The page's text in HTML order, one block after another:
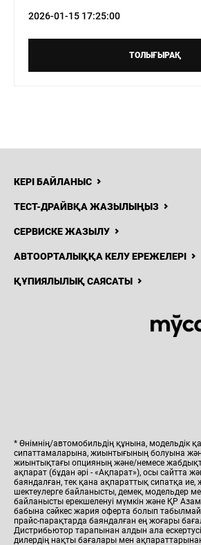
2026-01-15 17:25:00
ТОЛЫҒЫРАҚ
КЕРІ БАЙЛАНЫС
ТЕСТ-ДРАЙВҚА ЖАЗЫЛЫҢЫЗ
СЕРВИСКЕ ЖАЗЫЛУ
АВТООРТАЛЫҚҚА КЕЛУ ЕРЕЖЕЛЕРІ
ҚҰПИЯЛЫЛЫҚ САЯСАТЫ
* Өнімнің/автомобильдің құнына, модельдік
сипаттамаларына, жиынтығының болуына
жиынтықтағы опцияның және/немесе
ақпарат (бұдан әрі - «Ақпарат»), осы сайтта
баяндалған, тек қана ақпараттық сипатқа ие,
шектеулерге байланысты, демек, модельдер
байланысты ерекшеленуі мүмкін және ҚР
бабына сәйкес жария оферта болып
прайс-парақтарда баяндалған ең жоғары
Дистрибьютор тарапынан алдын ала
дилердің нақты бағалары мен